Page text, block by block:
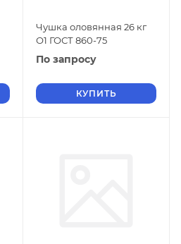
Чушка оловянная 26 кг
О1 ГОСТ 860-75
По запросу
КУПИТЬ